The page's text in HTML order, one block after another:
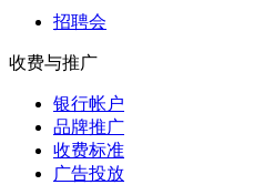
招聘会
收费与推广
银行帐户
品牌推广
收费标准
广告投放